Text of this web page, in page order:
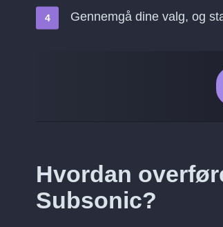
Gennemgå dine valg, og
Hvordan
Subsonic?